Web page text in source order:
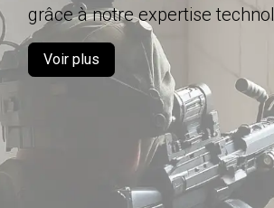
grâce à notre expertise
Voir plus